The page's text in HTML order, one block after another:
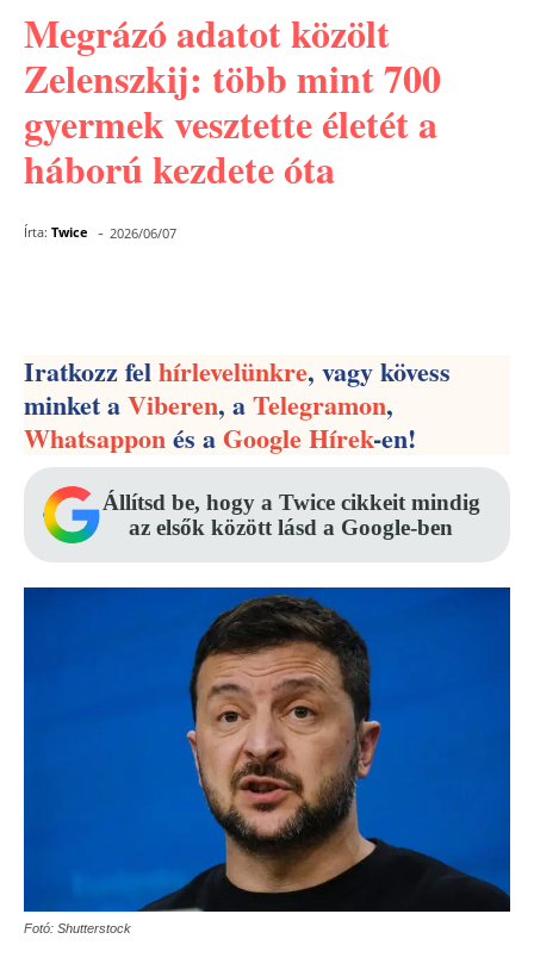
Megrázó adatot közölt
Zelenszkij: több mint 700
gyermek vesztette életét a
háború kezdete óta
Írta: Twice - 2026/06/07
Iratkozz felhírlevelünkre, vagy kövess
minket aViberen, aTelegramon,
Whatsapponés aGoogle Hírek-en!
Állítsd be, hogy a Twice cikkeit mindig
az elsők között lásd a Google-ben
Fotó: Shutterstock